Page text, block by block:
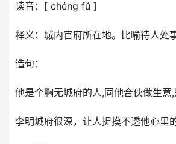
读音：[ chéng fǔ ]
释义：城内官府所在地。比喻待人处
造句：
他是个胸无城府的人,同他合伙做生意,
李明城府很深，让人捉摸不透他心里